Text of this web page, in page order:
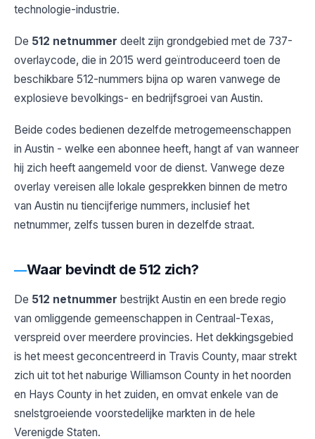
technologie-industrie.
De 512 netnummer deelt zijn grondgebied met de 737-
overlaycode, die in 2015 werd geïntroduceerd toen de
beschikbare 512-nummers bijna op waren vanwege de
explosieve bevolkings- en bedrijfsgroei van Austin.
Beide codes bedienen dezelfde metrogemeenschappen
in Austin - welke een abonnee heeft, hangt af van wanneer
hij zich heeft aangemeld voor de dienst. Vanwege deze
overlay vereisen alle lokale gesprekken binnen de metro
van Austin nu tiencijferige nummers, inclusief het
netnummer, zelfs tussen buren in dezelfde straat.
Waar bevindt de 512 zich?
De 512 netnummer bestrijkt Austin en een brede regio
van omliggende gemeenschappen in Centraal-Texas,
verspreid over meerdere provincies. Het dekkingsgebied
is het meest geconcentreerd in Travis County, maar strekt
zich uit tot het naburige Williamson County in het noorden
en Hays County in het zuiden, en omvat enkele van de
snelstgroeiende voorstedelijke markten in de hele
Verenigde Staten.